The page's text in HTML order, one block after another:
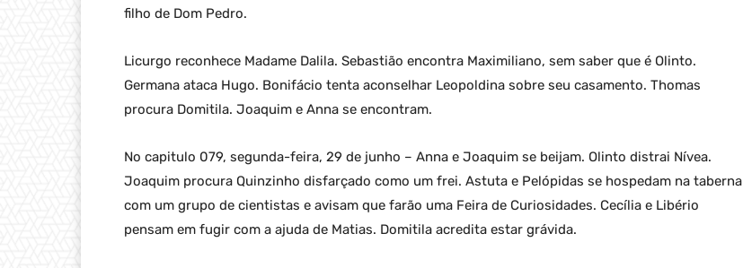
filho de Dom Pedro.
Licurgo reconhece Madame Dalila. Sebastião encontra Maximiliano, sem saber que é Olinto.
Germana ataca Hugo. Bonifácio tenta aconselhar Leopoldina sobre seu casamento. Thomas
procura Domitila. Joaquim e Anna se encontram.
No capitulo 079, segunda-feira, 29 de junho – Anna e Joaquim se beijam. Olinto distrai Nívea.
Joaquim procura Quinzinho disfarçado como um frei. Astuta e Pelópidas se hospedam na taberna
com um grupo de cientistas e avisam que farão uma Feira de Curiosidades. Cecília e Libério
pensam em fugir com a ajuda de Matias. Domitila acredita estar grávida.